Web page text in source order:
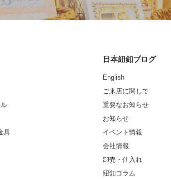
具
日本紐釦ブログ
English
ご来店に関して
重要なお知らせ
お知らせ
イベント情報
会社情報
卸売・仕入れ
紐釦コラム